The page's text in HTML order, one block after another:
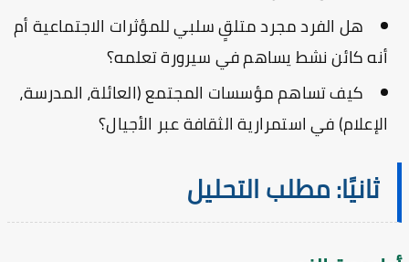
هل الفرد مجرد متلقٍ سلبي للمؤثرات الاجتماعية أم
أنه كائن نشط يساهم في سيرورة تعلمه؟
كيف تساهم مؤسسات المجتمع (العائلة، المدرسة،
الإعلام) في استمرارية الثقافة عبر الأجيال؟
ثانيًا: مطلب التحليل